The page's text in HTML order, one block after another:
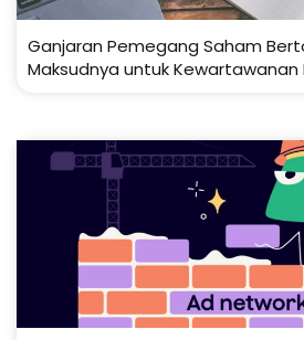
Ganjaran Pemegang Saham
Maksudnya untuk Kewartawanan